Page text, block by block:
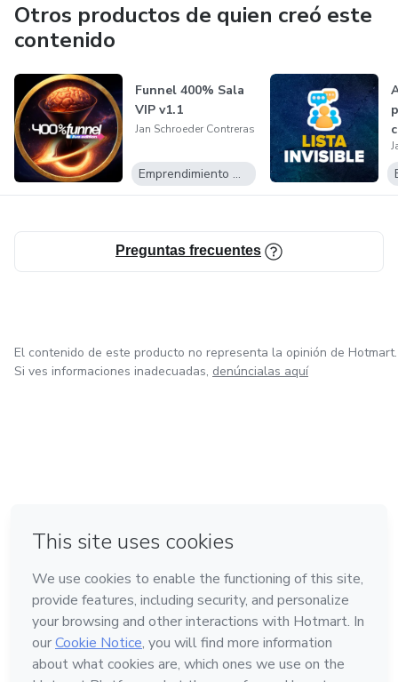
Otros productos de quien creó este
contenido
Funnel 400% Sala
VIP v1.1
Jan Schroeder Contreras
Emprendimiento Digital
Preguntas frecuentes
El contenido de este producto no representa la opinión de Hotmart.
Si ves informaciones inadecuadas, denúncialas aquí
Hecho con❤ en Ciudad de México
Conoce Hotmart